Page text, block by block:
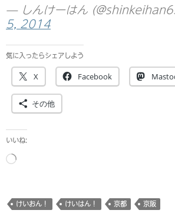
— しんけーはん
5, 2014
気に入ったらシェアしよう
X Facebook
その他
いいね:
読
み
中…
けいおん！ けいはん！ 京都 京阪